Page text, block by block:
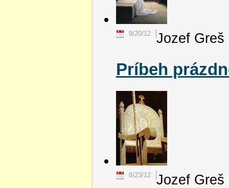
Jozef Greš
9/20/12
Príbeh
Jozef Greš
8/23/12